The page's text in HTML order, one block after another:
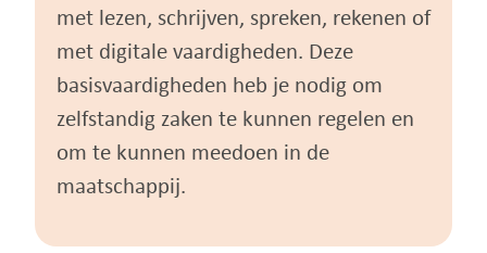
met lezen, schrijven, spreken, rekenen of
met digitale vaardigheden. Deze
basisvaardigheden heb je nodig om
zelfstandig zaken te kunnen regelen en
om te kunnen meedoen in de
maatschappij.